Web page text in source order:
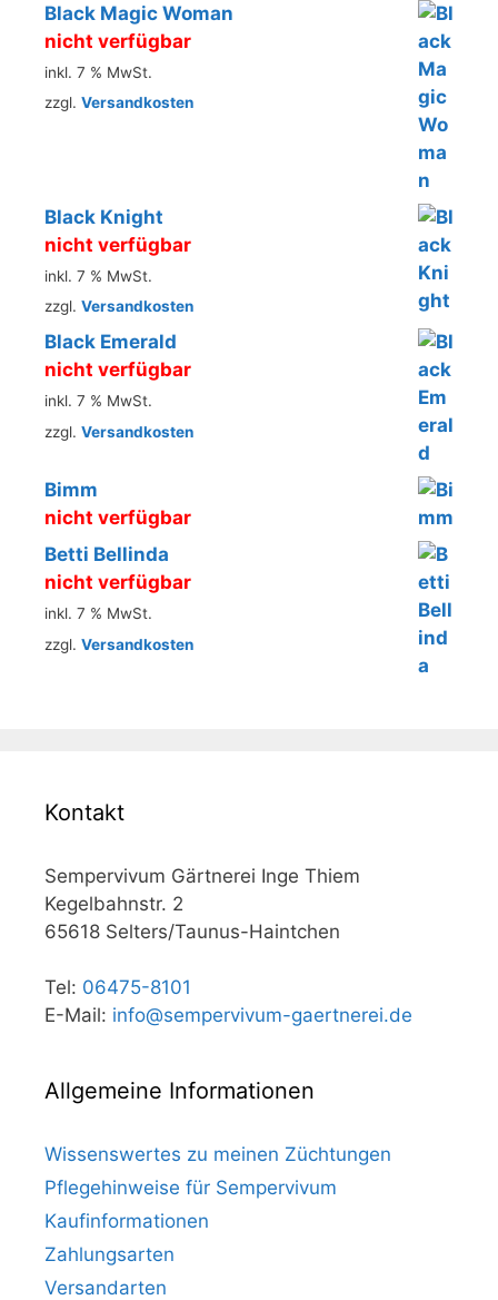
Black Magic Woman
nicht verfügbar
inkl. 7 % MwSt.
zzgl. Versandkosten
Black Knight
nicht verfügbar
inkl. 7 % MwSt.
zzgl. Versandkosten
Black Emerald
nicht verfügbar
inkl. 7 % MwSt.
zzgl. Versandkosten
Bimm
nicht verfügbar
Betti Bellinda
nicht verfügbar
inkl. 7 % MwSt.
zzgl. Versandkosten
Kontakt
Sempervivum Gärtnerei Inge Thiem
Kegelbahnstr. 2
65618 Selters/Taunus-Haintchen
Tel: 06475-8101
E-Mail: info@sempervivum-gaertnerei.de
Allgemeine Informationen
Wissenswertes zu meinen Züchtungen
Pflegehinweise für Sempervivum
Kaufinformationen
Zahlungsarten
Versandarten